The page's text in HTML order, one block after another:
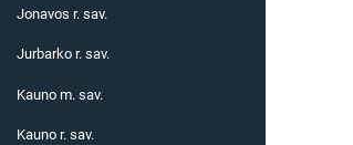
Jonavos r. sav.
Jurbarko r. sav.
Kauno m. sav.
Kauno r. sav.